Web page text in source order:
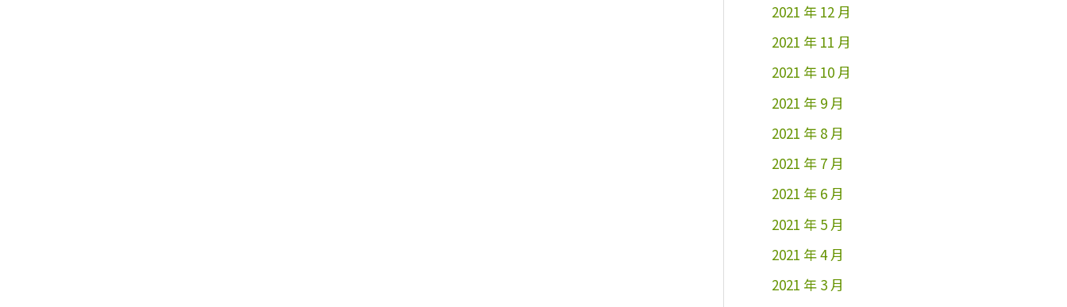
2021 年 12 月
2021 年 11 月
2021 年 10 月
2021 年 9 月
2021 年 8 月
2021 年 7 月
2021 年 6 月
2021 年 5 月
2021 年 4 月
2021 年 3 月